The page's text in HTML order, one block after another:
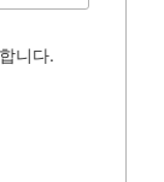
니다.